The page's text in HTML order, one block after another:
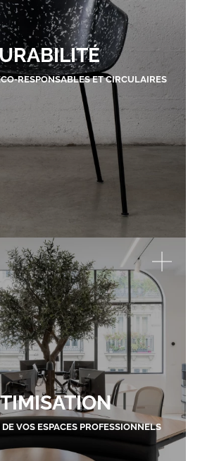
RESPONSABLES ET CIRCULAIRES
VOS ESPACES PROFESSIONNELS